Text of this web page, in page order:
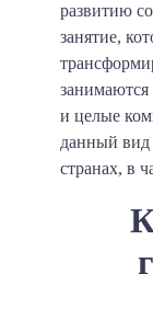
развитию
занятие,
занимаются
и целые
данный вид
странах, в